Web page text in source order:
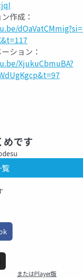
作成：
ション：
XjukuCbmuBA?
めです
またはPlayer版